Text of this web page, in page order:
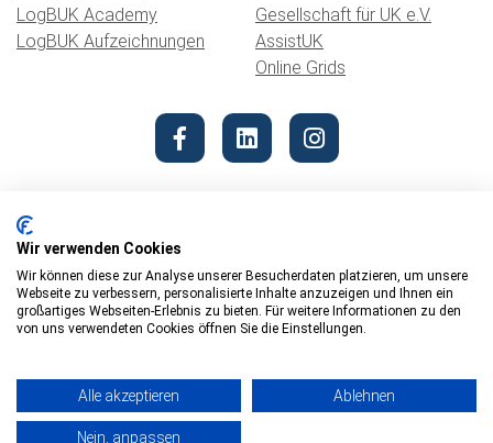
LogBUK Academy
LogBUK Aufzeichnungen
Gesellschaft für UK e.V.
AssistUK
Online Grids
© 2026 REHAVISTA Hub
Barrierefreiheit
Wir verwenden Cookies
Wir können diese zur Analyse unserer Besucherdaten platzieren, um unsere
Webseite zu verbessern, personalisierte Inhalte anzuzeigen und Ihnen ein
großartiges Webseiten-Erlebnis zu bieten. Für weitere Informationen zu den
von uns verwendeten Cookies öffnen Sie die Einstellungen.
Alle akzeptieren Ablehnen
Nein, anpassen